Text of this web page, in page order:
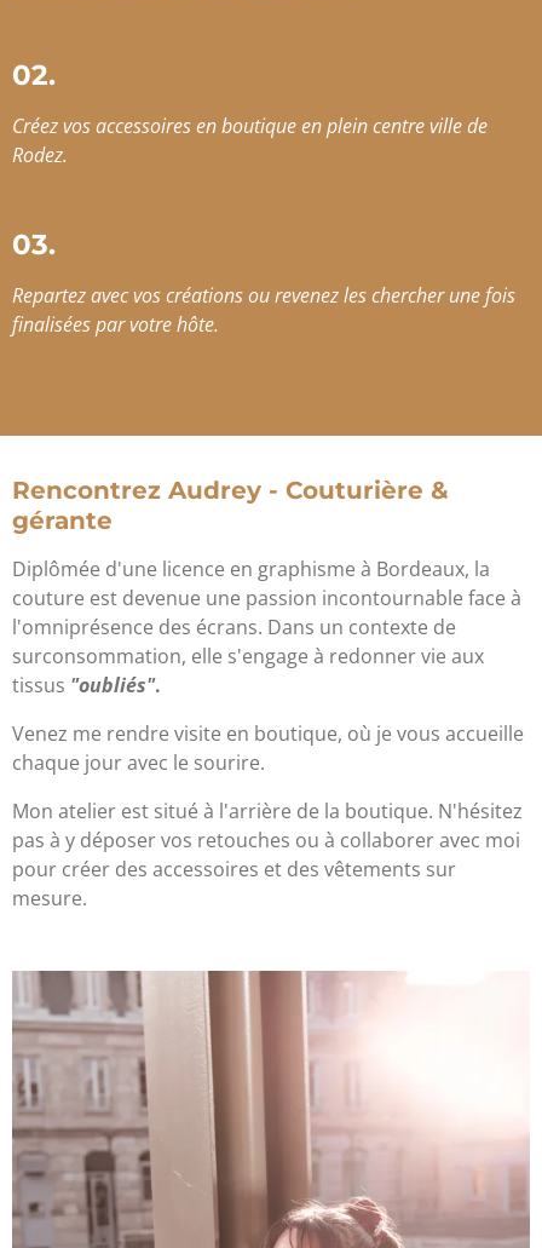
02.
Créez vos accessoires en boutique en plein centre ville de
Rodez.
03.
Repartez avec vos créations ou revenez les chercher une fois
finalisées par votre hôte.
Rencontrez Audrey - Couturière &
gérante
Diplômée d'une licence en graphisme à Bordeaux, la
couture est devenue une passion incontournable face à
l'omniprésence des écrans. Dans un contexte de
surconsommation, elle s'engage à redonner vie aux
tissus "oubliés".
Venez me rendre visite en boutique, où je vous accueille
chaque jour avec le sourire.
Mon atelier est situé à l'arrière de la boutique. N'hésitez
pas à y déposer vos retouches ou à collaborer avec moi
pour créer des accessoires et des vêtements sur
mesure.